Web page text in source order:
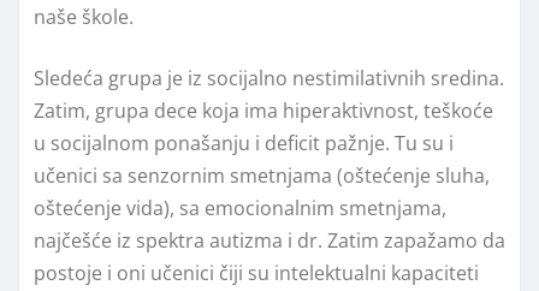
naše škole.
Sledeća grupa je iz socijalno nestimilativnih sredina.
Zatim, grupa dece koja ima hiperaktivnost, teškoće
u socijalnom ponašanju i deficit pažnje. Tu su i
učenici sa senzornim smetnjama (oštećenje sluha,
oštećenje vida), sa emocionalnim smetnjama,
najčešće iz spektra autizma i dr. Zatim zapažamo da
postoje i oni učenici čiji su intelektualni kapaciteti